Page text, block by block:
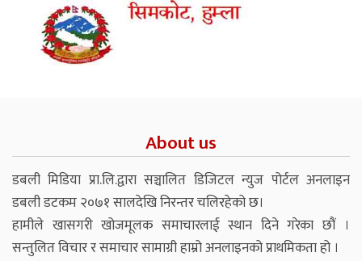
About us
डबली मिडिया प्रा.लि.द्वारा सञ्चालित डिजिटल न्युज पोर्टल अनलाइन
डबली डटकम २०७१ सालदेखि निरन्तर चलिरहेको छ।
हामीले खासगरी खोजमूलक समाचारलाई स्थान दिने गरेका छौं ।
सन्तुलित विचार र समाचार सामाग्री हाम्रो अनलाइनको प्राथमिकता हो ।